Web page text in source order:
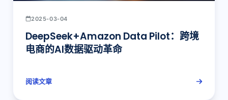
2025-03-04
DeepSeek+Amazon Data Pilot：跨境
电商的AI数据驱动革命
阅读文章